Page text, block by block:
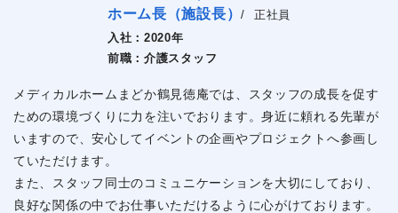
ホーム長（施設長）/
正社員
入社：2020年
前職：介護スタッフ
メディカルホームまどか鶴見徳庵では、スタッフの成長を促す
ための環境づくりに力を注いでおります。身近に頼れる先輩が
いますので、安心してイベントの企画やプロジェクトへ参画し
ていただけます。
また、スタッフ同士のコミュニケーションを大切にしており、
良好な関係の中でお仕事いただけるように心がけております。